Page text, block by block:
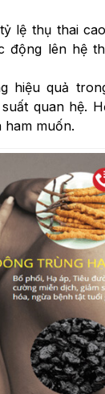
lệ thụ thai
động lên hệ
hiệu quả
quan hệ.
muốn.